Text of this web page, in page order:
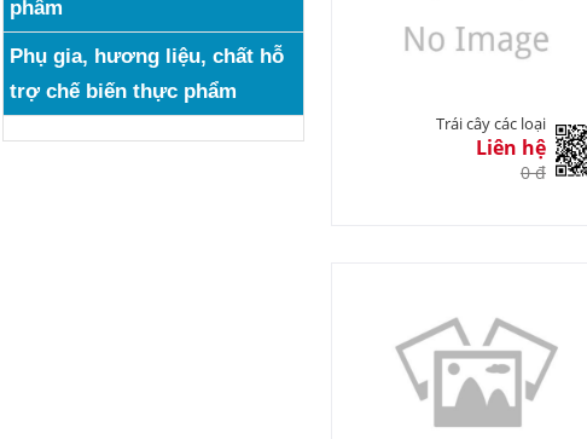
phẩm
Phụ gia, hương liệu, chất hỗ
trợ chế biến thực phẩm
Trái cây các loại
Liên hệ
0 đ